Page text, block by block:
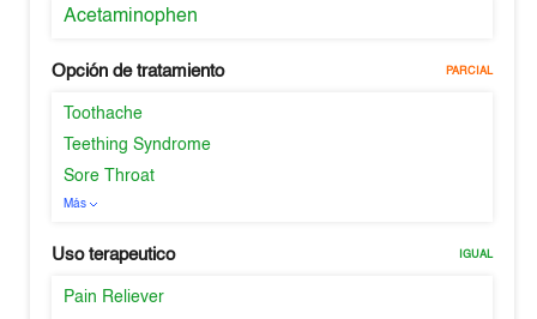
Acetaminophen
Opción de tratamiento PARCIAL
Toothache
Teething Syndrome
Sore Throat
Más
Uso terapeutico IGUAL
Pain Reliever